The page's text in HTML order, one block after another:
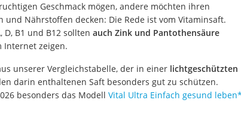
Balsamico-Essig
Schwarzkümmelöl bio
Sardinen
Honig
Gemüsebrühe
Geschmack mögen, andere möchten ihren
und Nährstoffen decken: Die Rede ist vom Vitaminsaft.
D, B1 und B12 sollten auch Zink und Pantothensäure
Internet zeigen.
unserer Vergleichstabelle, der in einer lichtgeschützten
darin enthaltenen Saft besonders gut zu schützen.
besonders das Modell Vital Ultra Einfach gesund leben*